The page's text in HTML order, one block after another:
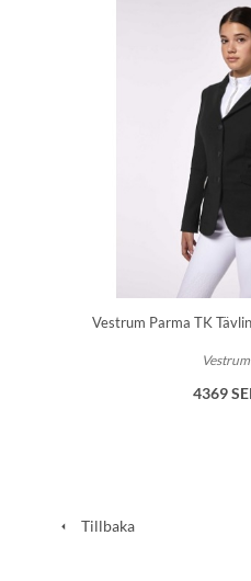
Vestrum Parma TK
Vestrum
4369
Tillbaka